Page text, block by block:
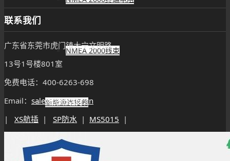
NMEA 2000线束
新能源连接器
高压互锁连接器
联系我们
广东省东莞市虎门镇大宁文明路
13号1号楼801室
免费电话：400-6263-698
Email： sale@renhotec.cn
| XS航插 | SP防水 | MS5015 |